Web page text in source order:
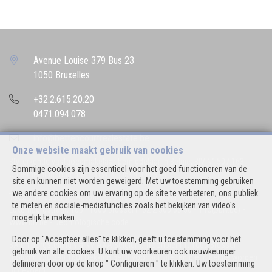
Onze website maakt gebruik van cookies
Sommige cookies zijn essentieel voor het goed functioneren van de
site en kunnen niet worden geweigerd. Met uw toestemming gebruiken
we andere cookies om uw ervaring op de site te verbeteren, ons publiek
te meten en sociale-mediafuncties zoals het bekijken van video's
mogelijk te maken.
Door op "Accepteer alles" te klikken, geeft u toestemming voor het
gebruik van alle cookies. U kunt uw voorkeuren ook nauwkeuriger
definiëren door op de knop " Configureren " te klikken. Uw toestemming
Avenue Louise 379 Bus 23
1050 Bruxelles
+32.2.615.20.20
0471.094.078
info@bettencourtrealestate.be
Ondernemingsnummer : BTW BE 0544.346.974
Toezichthoudende Autoriteit : Beroepinstituut van Vastgoedmakelaars
Luxemburgstraat, 16B - 1000 Brussel (+32 2 505 38 50 - info@biv.be) -
www.biv.be-Deontologische code
BA en borgstelling via NV AXA Belgium, Troonplein 1, 1000 Brussel
(polisnr. 730.390.160) Dekking geldt voor activiteiten die in België worden